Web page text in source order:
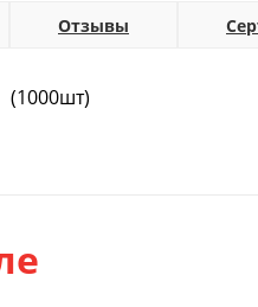
Отзывы
(1000шт)